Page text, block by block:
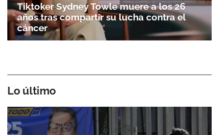
Tiktoker Sydney Towle muere a los 26
años tras compartir su lucha contra el
cáncer
Lo último